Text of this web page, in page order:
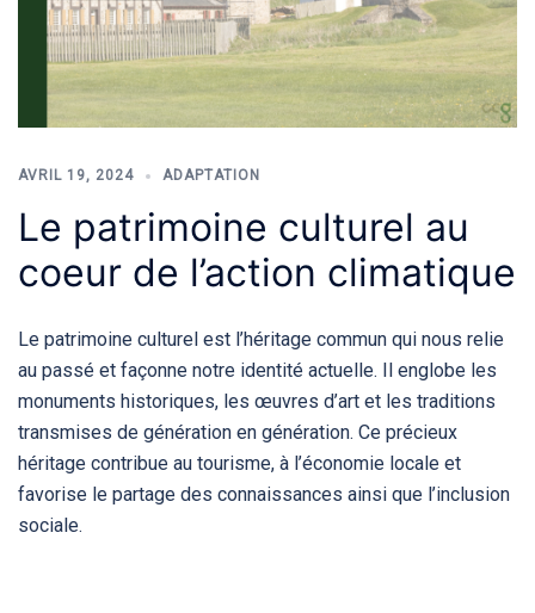
AVRIL 19, 2024 ADAPTATION
Le patrimoine culturel au
coeur de l’action climatique
Le patrimoine culturel est l’héritage commun qui nous relie
au passé et façonne notre identité actuelle. Il englobe les
monuments historiques, les œuvres d’art et les traditions
transmises de génération en génération. Ce précieux
héritage contribue au tourisme, à l’économie locale et
favorise le partage des connaissances ainsi que l’inclusion
sociale.